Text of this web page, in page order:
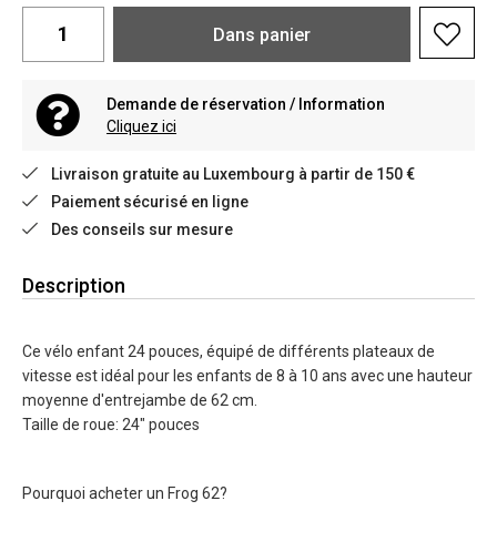
Dans panier
Demande de réservation / Information
Cliquez ici
Livraison gratuite au Luxembourg à partir de 150 €
Paiement sécurisé en ligne
Des conseils sur mesure
Description
Ce vélo enfant 24 pouces, équipé de différents plateaux de
vitesse est idéal pour les enfants de 8 à 10 ans avec une hauteur
moyenne d'entrejambe de 62 cm.
Taille de roue: 24" pouces
Pourquoi acheter un Frog 62?